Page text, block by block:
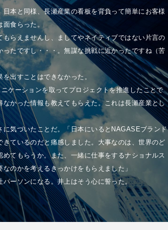
本と同様、長瀬産業の看板を背負って簡単にお客様
食らった。
らえませんし、ましてやネイティブではない片言の
たですし・・・。無謀な挑戦に近かったですね（苦
出すことはできなかった。
ケーションを取ってプロジェクトを推進したことで
かった情報も教えてもらえた。これは長瀬産業とし
気づいたことだ。「日本にいるとNAGASEブランド
ているのだと痛感しました。大事なのは、世界のど
てもらうか。また、一緒に仕事をするナショナルス
のかを考えるきっかけをもらえました」
ーソンになる。井上はそう心に誓った。